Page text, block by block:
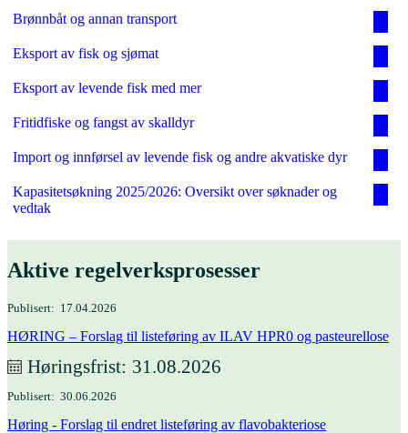
Brønnbåt og annan transport
Eksport av fisk og sjømat
Eksport av levende fisk med mer
Fritidfiske og fangst av skalldyr
Import og innførsel av levende fisk og andre akvatiske dyr
Kapasitetsøkning 2025/2026: Oversikt over søknader og
vedtak
Aktive regelverks­prosesser
Publisert 17.04.2026
HØRING – Forslag til listeføring av ILAV HPR0 og pasteurellose
Høringsfrist 31.08.2026
Publisert 30.06.2026
Høring - Forslag til endret listeføring av flavobakteriose